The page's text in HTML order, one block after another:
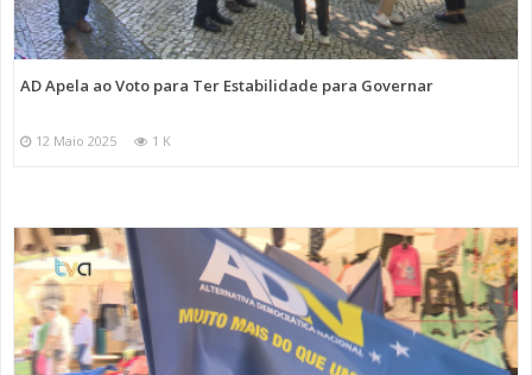
AD Apela ao Voto para Ter Estabilidade para Governar
12 Maio 2025 1 K